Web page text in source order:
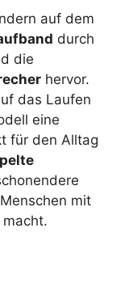
auf dem
durch
die
hervor.
das Laufen
eine
für den Alltag
mit